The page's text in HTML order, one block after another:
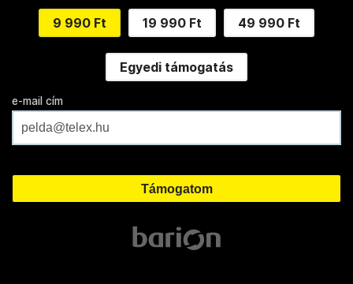
9 990 Ft 19 990 Ft 49 990 Ft
Egyedi támogatás
e-mail cím